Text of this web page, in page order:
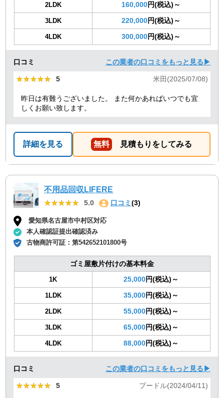
2LDK 160,000円(税込)～
3LDK 220,000円(税込)～
4LDK 300,000円(税込)～
口コミ この業者の口コミをもっと見る▶
★★★★★
★★★★★ 5 米田(2025/07/08)
昨日は有難うございました。 また何かあればいつでも宜
しくお願い致します。
詳細を見る 無料 見積もりをしてみる
不用品回収LIFERE
★★★★★
★★★★★ 5.0 口コミ (3)
愛知県名古屋市中村区対応
本人確認証提出確認済み
古物商許可証：第542652101800号
ゴミ屋敷片付けの基本料金
1K 25,000円(税込)～
1LDK 35,000円(税込)～
2LDK 55,000円(税込)～
3LDK 65,000円(税込)～
4LDK 88,000円(税込)～
口コミ この業者の口コミをもっと見る▶
★★★★★
★★★★★ 5 プードル(2024/04/11)